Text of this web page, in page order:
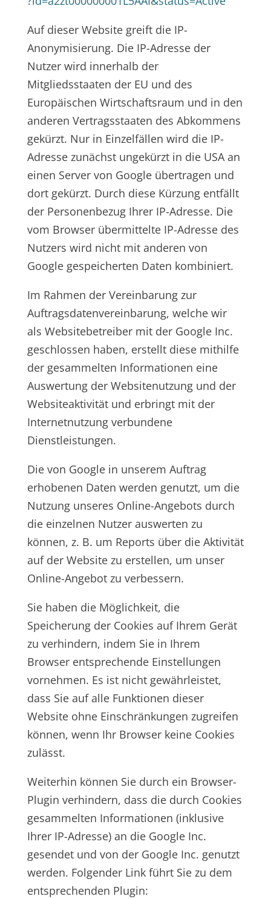
Auf dieser Website greift die IP-
Anonymisierung. Die IP-Adresse der
Nutzer wird innerhalb der
Mitgliedsstaaten der EU und des
Europäischen Wirtschaftsraum und in den
anderen Vertragsstaaten des Abkommens
gekürzt. Nur in Einzelfällen wird die IP-
Adresse zunächst ungekürzt in die USA an
einen Server von Google übertragen und
dort gekürzt. Durch diese Kürzung entfällt
der Personenbezug Ihrer IP-Adresse. Die
vom Browser übermittelte IP-Adresse des
Nutzers wird nicht mit anderen von
Google gespeicherten Daten kombiniert.
Im Rahmen der Vereinbarung zur
Auftragsdatenvereinbarung, welche wir
als Websitebetreiber mit der Google Inc.
geschlossen haben, erstellt diese mithilfe
der gesammelten Informationen eine
Auswertung der Websitenutzung und der
Websiteaktivität und erbringt mit der
Internetnutzung verbundene
Dienstleistungen.
Die von Google in unserem Auftrag
erhobenen Daten werden genutzt, um die
Nutzung unseres Online-Angebots durch
die einzelnen Nutzer auswerten zu
können, z. B. um Reports über die Aktivität
auf der Website zu erstellen, um unser
Online-Angebot zu verbessern.
Sie haben die Möglichkeit, die
Speicherung der Cookies auf Ihrem Gerät
zu verhindern, indem Sie in Ihrem
Browser entsprechende Einstellungen
vornehmen. Es ist nicht gewährleistet,
dass Sie auf alle Funktionen dieser
Website ohne Einschränkungen zugreifen
können, wenn Ihr Browser keine Cookies
zulässt.
Weiterhin können Sie durch ein Browser-
Plugin verhindern, dass die durch Cookies
gesammelten Informationen (inklusive
Ihrer IP-Adresse) an die Google Inc.
gesendet und von der Google Inc. genutzt
werden. Folgender Link führt Sie zu dem
entsprechenden Plugin: